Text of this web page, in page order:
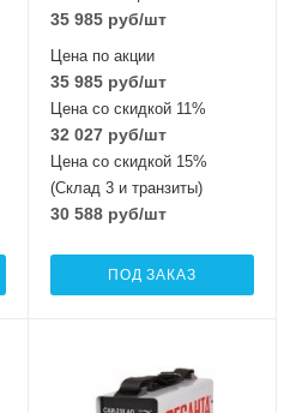
35 985руб/шт
Цена по акции
35 985руб/шт
Цена со скидкой 11%
32 027руб/шт
Цена со скидкой 15%
(Склад 3 и транзиты)
30 588руб/шт
ПОД ЗАКАЗ